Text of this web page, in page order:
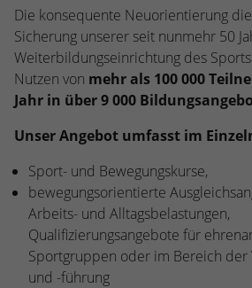
Die konsequente Neuorientierung
Sicherung unserer seit nunmehr 50
Weiterbildungseinrichtung des
Nutzen von mehr als 100 000
Jahr in über 9 000
Unser Angebot umfasst im
Sport- und Bewegungskurse,
bewegungsorientierte
Arbeits- und Alltagsbelastungen,
Qualifizierungsangebote für
Sportgruppen oder im Bereich der
und -führung
Anbieter Google Analytics
Laufzeit 1 Tag
Zweck
installiert. Das Cookie
Besucher eine Website
bei der Erstellung
darüber, wie es der
erhobenen Daten
Besucher, die Quelle,